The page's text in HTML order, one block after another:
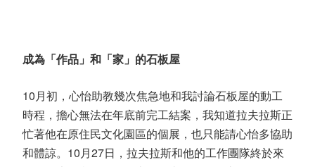
成為「作品」和「家」的石板屋
10月初，心怡助教幾次焦急地和我討論石板屋的動工
時程，擔心無法在年底前完工結案，我知道拉夫拉斯正
忙著他在原住民文化園區的個展，也只能請心怡多協助
和體諒。10月27日，拉夫拉斯和他的工作團隊終於來